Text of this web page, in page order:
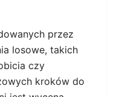
przez
losowe, takich
czy
kroków do